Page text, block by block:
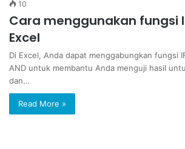
10
Cara menggunakan fungsi
Excel
Di Excel, Anda dapat menggabungkan fungsi
AND untuk membantu Anda menguji hasil
dan…
Read More »